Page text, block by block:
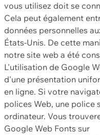
vous utilisez doit se
Cela peut également
données personnelles
États-Unis. De cette
notre site web a été
L'utilisation de Google
d'une présentation
en ligne. Si votre
polices Web, une police
ordinateur. Vous
Google Web Fonts sur